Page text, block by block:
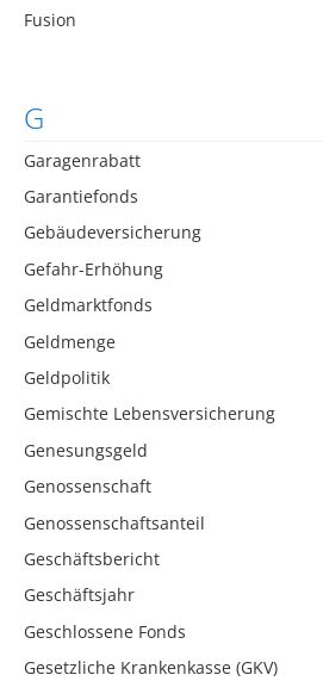
Fusion
G
Garagenrabatt
Garantiefonds
Gebäudeversicherung
Gefahr-Erhöhung
Geldmarktfonds
Geldmenge
Geldpolitik
Gemischte Lebensversicherung
Genesungsgeld
Genossenschaft
Genossenschaftsanteil
Geschäftsbericht
Geschäftsjahr
Geschlossene Fonds
Gesetzliche Krankenkasse (GKV)